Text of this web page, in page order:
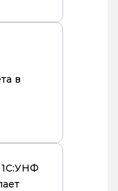
в